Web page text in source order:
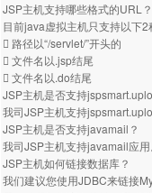
JSP主机支持哪些格式的URL？
目前java虚拟主机只支持以下2
 路径以“/servlet/”开头的
 文件名以.jsp结尾
 文件名以.do结尾
JSP主机是否支持
我司JSP主机支持
JSP主机是否支持javamail？
我司JSP主机支持javamail应
JSP主机如何链接数据库？
我们建议您使用JDBC来链接